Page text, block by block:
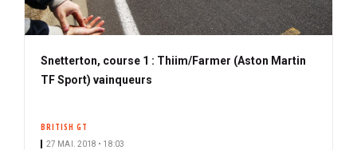
Snetterton, course 1 : Thiim/Farmer (Aston Martin
TF Sport) vainqueurs
BRITISH GT
27 MAI. 2018 • 18:03